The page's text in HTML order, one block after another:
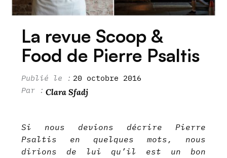
La revue Scoop &
Food de Pierre Psaltis
20 octobre 2016
Clara Sfadj
Si nous devions décrire Pierre
Psaltis en quelques mots, nous
dirions de lui qu’il est un bon